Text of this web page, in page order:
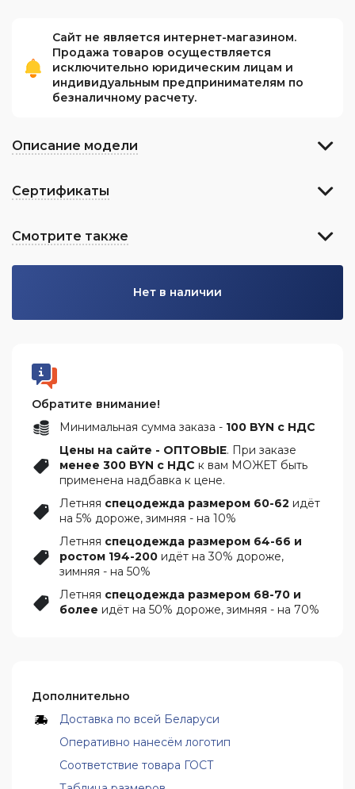
Сайт не является интернет-магазином.
Продажа товаров осуществляется
исключительно юридическим лицам и
индивидуальным предпринимателям по
безналичному расчету.
Описание модели
Сертификаты
Смотрите также
Нет в наличии
Обратите внимание!
Минимальная сумма заказа - 100 BYN с НДС
Цены на сайте - ОПТОВЫЕ. При заказе
менее 300 BYN с НДС к вам МОЖЕТ быть
применена надбавка к цене.
Летняя спецодежда размером 60-62 идёт
на 5% дороже, зимняя - на 10%
Летняя спецодежда размером 64-66 и
ростом 194-200 идёт на 30% дороже,
зимняя - на 50%
Летняя спецодежда размером 68-70 и
более идёт на 50% дороже, зимняя - на 70%
Дополнительно
Доставка по всей Беларуси
Оперативно нанесём логотип
Соответствие товара ГОСТ